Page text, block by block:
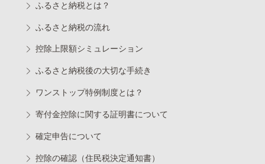
ふるさと納税とは？
ふるさと納税の流れ
控除上限額シミュレーション
ふるさと納税後の大切な手続き
ワンストップ特例制度とは？
寄付金控除に関する証明書について
確定申告について
控除の確認（住民税決定通知書）